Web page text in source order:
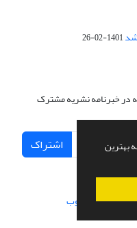
بهترین
1401-02-26
در خبرنامه نشریه مشترک
اشتراک
سازی از سیناوب